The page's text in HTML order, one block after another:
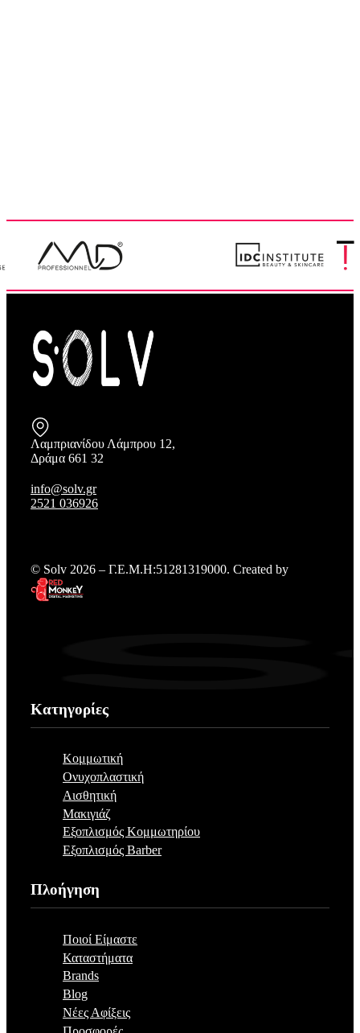
Λαμπριανίδου Λάμπρου 12,
Δράμα 661 32
info@solv.gr
2521 036926
© Solv 2026 – Γ.E.M.Η:51281319000. Created by
Κατηγορίες
Κομμωτική
Ονυχοπλαστική
Αισθητική
Μακιγιάζ
Εξοπλισμός Κομμωτηρίου
Εξοπλισμός Barber
Πλοήγηση
Ποιοί Είμαστε
Καταστήματα
Brands
Blog
Νέες Αφίξεις